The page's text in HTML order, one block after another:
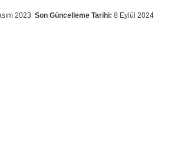
2023 Son Güncelleme Tarihi: 8 Eylül 2024